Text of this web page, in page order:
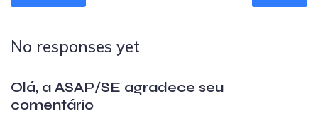
No responses yet
Olá, a ASAP/SE agradece seu
comentário